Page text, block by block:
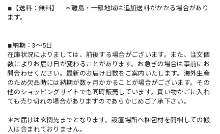
◾︎【送料：無料】 ＊離島・一部地域は追加送料がかかる場合があり
ます。
◾︎納期：3～5日
在庫状況によりましては、前後する場合がございます。また、注文個
数によりお届け日が変わることがあります。お急ぎの場合は事前にお
問合わせください。最新のお届け日数をご案内いたします。海外生産
のため欠品時には納期が数ヶ月かかることが場合がございます。その
他のショッピングサイトでも同時販売しています。買い物かごに入れ
ても売り切れの場合がありますのであらかじめご了承下さい。
＊お届けは玄関先までとなります。設置場所へ梱包材を開梱しての搬
入は含まれておりません。